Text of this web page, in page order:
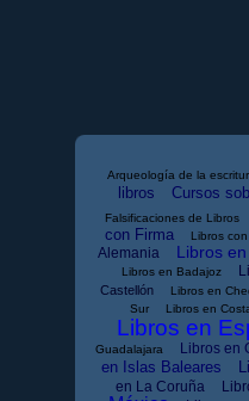
Arqueología de la
libros
Cursos
Falsificaciones de Libros
con Firma
Libros
Alemania
Libros
Libros en Badajoz
Castellón
Libros en
Sur
Libros en
Libros en
Guadalajara
Libros en
en Islas Baleares
en La Coruña